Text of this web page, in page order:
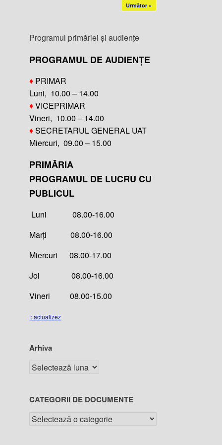
Următor »
Programul primăriei și audiențe
PROGRAMUL DE AUDIENȚE
♦ PRIMAR
Luni, 10.00 – 14.00
♦VICEPRIMAR
Vineri, 10.00 – 14.00
♦SECRETARUL GENERAL UAT
Miercuri, 09.00 – 15.00
PRIMĂRIA
PROGRAMUL DE LUCRU CU
PUBLICUL
Luni 08.00-16.00
Marți 08.00-16.00
Miercuri 08.00-17.00
Joi 08.00-16.00
Vineri 08.00-15.00
:: actualizez
Arhiva
CATEGORII DE DOCUMENTE